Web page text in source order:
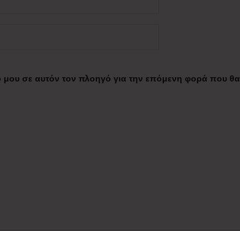
σε αυτόν τον πλοηγό για την επόμενη φορά που θα